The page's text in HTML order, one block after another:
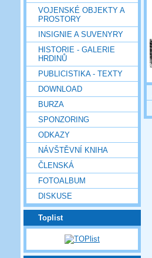
VOJENSKÉ OBJEKTY A
PROSTORY
INSIGNIE A SUVENYRY
HISTORIE - GALERIE
HRDINŮ
PUBLICISTIKA - TEXTY
DOWNLOAD
BURZA
SPONZORING
ODKAZY
NÁVŠTĚVNÍ KNIHA
ČLENSKÁ
FOTOALBUM
DISKUSE
Toplist